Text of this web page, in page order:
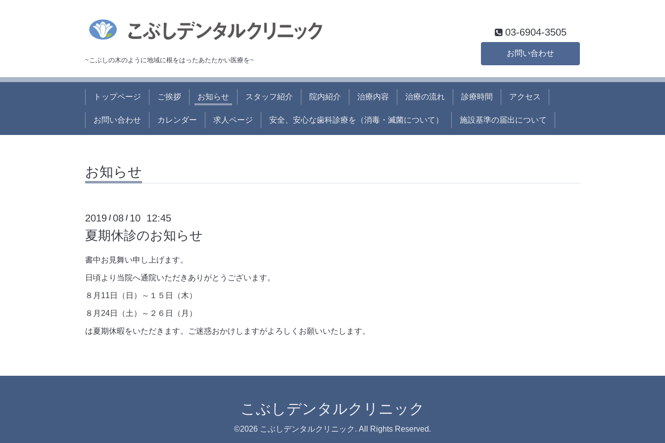
~こぶしの木のように地域に根をはったあたたかい医療を~
03-6904-3505
お問い合わせ
トップページ ご挨拶 お知らせ スタッフ紹介 院内紹介 治療内容 治療の流れ 診療時間 アクセス
お問い合わせ カレンダー 求人ページ 安全、安心な歯科診療を（消毒・滅菌について） 施設基準の届出について
お知らせ
2019 /08 / 10 12:45
夏期休診のお知らせ
書中お見舞い申し上げます。
日頃より当院へ通院いただきありがとうございます。
８月11日（日）～１５日（木）
８月24日（土）～２６日（月）
は夏期休暇をいただきます。ご迷惑おかけしますがよろしくお願いいたします。
こぶしデンタルクリニック
©2026 こぶしデンタルクリニック . All Rights Reserved.